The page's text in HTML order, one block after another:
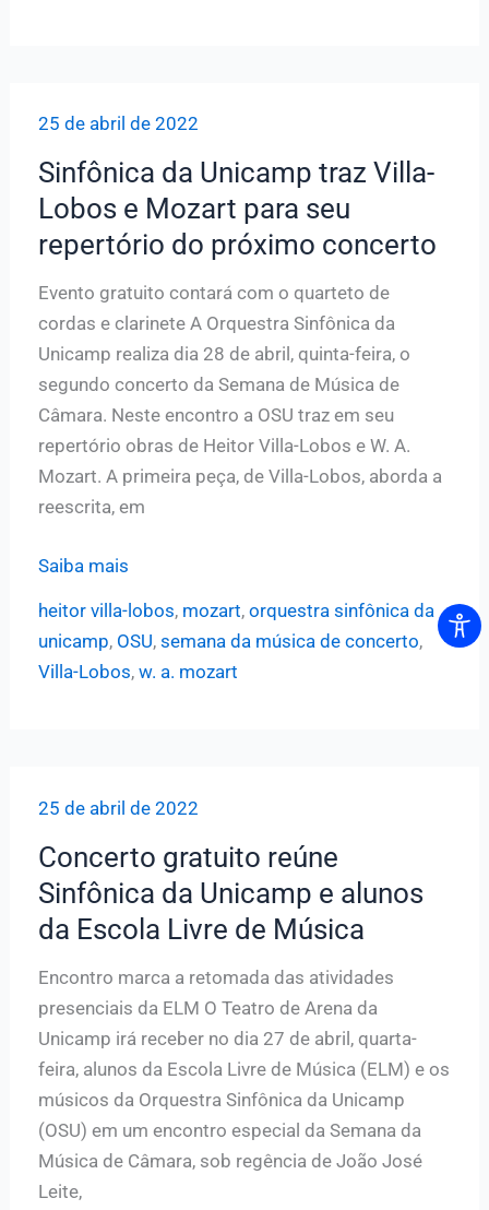
dos
concertos
25 de abril de 2022
Sinfônica da Unicamp traz Villa-
Lobos e Mozart para seu
repertório do próximo concerto
Evento gratuito contará com o quarteto de
cordas e clarinete A Orquestra Sinfônica da
Unicamp realiza dia 28 de abril, quinta-feira, o
segundo concerto da Semana de Música de
Câmara. Neste encontro a OSU traz em seu
repertório obras de Heitor Villa-Lobos e W. A.
Mozart. A primeira peça, de Villa-Lobos, aborda a
reescrita, em
Sinfônica
para
repertório
do
próximo
Saiba mais
heitor villa-lobos, mozart, orquestra sinfônica da
unicamp, OSU, semana da música de concerto,
Villa-Lobos, w. a. mozart
25 de abril de 2022
Concerto gratuito reúne
Sinfônica da Unicamp e alunos
da Escola Livre de Música
Encontro marca a retomada das atividades
presenciais da ELM O Teatro de Arena da
Unicamp irá receber no dia 27 de abril, quarta-
feira, alunos da Escola Livre de Música (ELM) e os
músicos da Orquestra Sinfônica da Unicamp
(OSU) em um encontro especial da Semana da
Música de Câmara, sob regência de João José
Leite,